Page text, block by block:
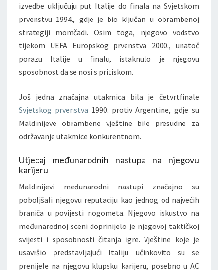
izvedbe uključuju put Italije do finala na Svjetskom
prvenstvu 1994., gdje je bio ključan u obrambenoj
strategiji momčadi. Osim toga, njegovo vodstvo
tijekom UEFA Europskog prvenstva 2000., unatoč
porazu Italije u finalu, istaknulo je njegovu
sposobnost da se nosi s pritiskom.
Još jedna značajna utakmica bila je četvrtfinale
Svjetskog prvenstva 1990. protiv Argentine, gdje su
Maldinijeve obrambene vještine bile presudne za
održavanje utakmice konkurentnom.
Utjecaj međunarodnih nastupa na njegovu
karijeru
Maldinijevi međunarodni nastupi značajno su
poboljšali njegovu reputaciju kao jednog od najvećih
braniča u povijesti nogometa. Njegovo iskustvo na
međunarodnoj sceni doprinijelo je njegovoj taktičkoj
svijesti i sposobnosti čitanja igre. Vještine koje je
usavršio predstavljajući Italiju učinkovito su se
prenijele na njegovu klupsku karijeru, posebno u AC